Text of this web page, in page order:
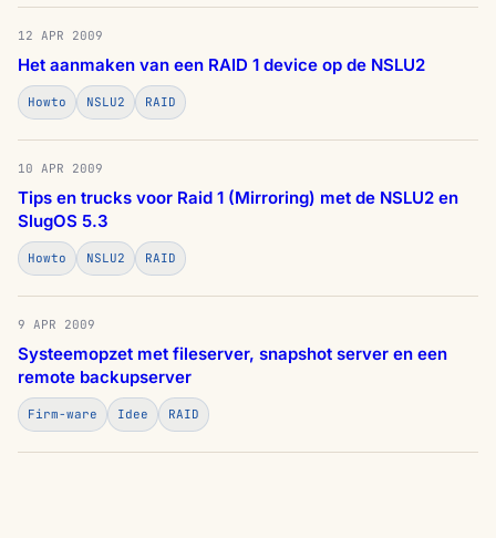
12 APR 2009
Het aanmaken van een RAID 1 device op de NSLU2
Howto NSLU2 RAID
10 APR 2009
Tips en trucks voor Raid 1 (Mirroring) met de NSLU2 en
SlugOS 5.3
Howto NSLU2 RAID
9 APR 2009
Systeemopzet met fileserver, snapshot server en een
remote backupserver
Firm-ware Idee RAID